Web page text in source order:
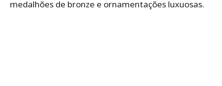
medalhões de bronze e ornamentações luxuosas.